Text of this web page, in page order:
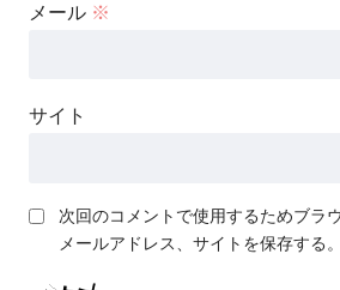
メール ※
サイト
次回のコメントで使用するためブラ
メールアドレス、サイトを保存する。